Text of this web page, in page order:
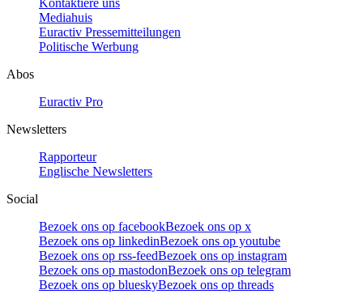
Kontaktiere uns
Mediahuis
Euractiv Pressemitteilungen
Politische Werbung
Abos
Euractiv Pro
Newsletters
Rapporteur
Englische Newsletters
Social
Bezoek ons op facebookBezoek ons op x
Bezoek ons op linkedinBezoek ons op youtube
Bezoek ons op rss-feedBezoek ons op instagram
Bezoek ons op mastodonBezoek ons op telegram
Bezoek ons op blueskyBezoek ons op threads